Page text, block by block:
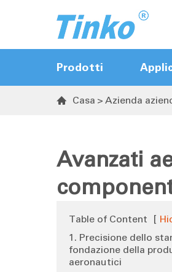
Prodotti
Controller Hot
sequenza
Regolatore di
Trasmettitore di
umidità
 Casa Azienda
Avanzati
Table of Content [
1. Precisione dello
fondazione della
aeronautici